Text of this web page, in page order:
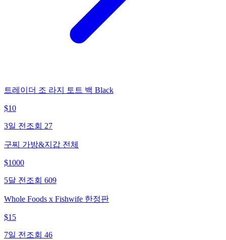
트레이더 조 라지 토트 백 Black
$10
3일 전 조회 27
구찌 가방&지갑 전체
$1000
5달 전 조회 609
Whole Foods x Fishwife 한정판
$15
7일 전 조회 46